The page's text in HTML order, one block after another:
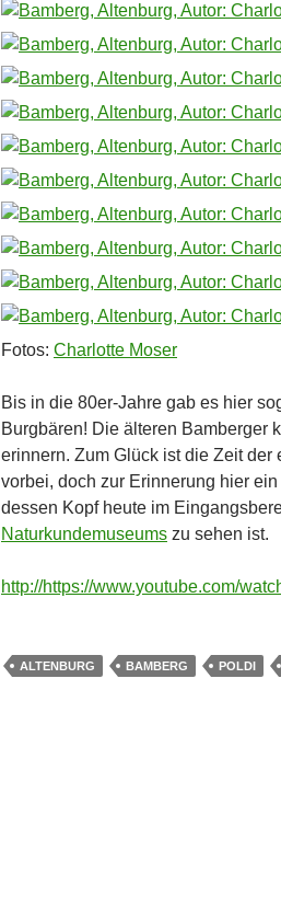
Fotos: Charlotte Moser
Bis in die 80er-Jahre gab es hier
Burgbären! Die älteren Bamberger
erinnern. Zum Glück ist die Zeit der
vorbei, doch zur Erinnerung hier
dessen Kopf heute im
Naturkundemuseums zu sehen ist.
http://https://www.youtube.com/
ALTENBURG BAMBERG POLDI